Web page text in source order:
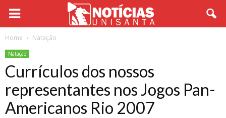
Home Natação
Natação
Currículos dos nossos
representantes nos Jogos Pan-
Americanos Rio 2007